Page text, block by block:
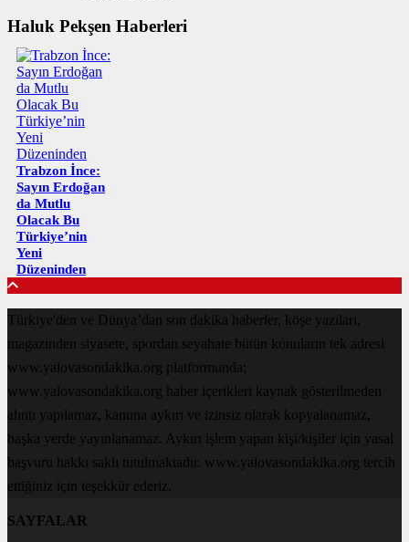
Haluk Pekşen Haberleri
Trabzon İnce:
Sayın Erdoğan
da Mutlu
Olacak Bu
Türkiye’nin
Yeni
Düzeninden
Türkiye'den ve Dünya’dan son dakika haberler, köşe yazıları,
magazinden siyasete, spordan seyahate bütün konuların tek adresi
www.yalovasondakika.org platformunda;
www.yalovasondakika.org haber içerikleri kaynak gösterilmeden
alıntı yapılamaz, kanuna aykırı ve izinsiz olarak kopyalanamaz,
başka yerde yayınlanamaz. Aykırı işlem yapan kişi/kişiler için yasal
başvuru hakkı saklı tutulmaktadır. www.yalovasondakika.org tercih
ettiğiniz için teşekkür ederiz.
SAYFALAR